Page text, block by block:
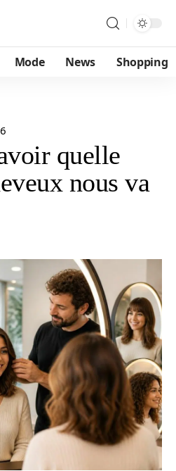
Mode News Shopping
quelle
nous va